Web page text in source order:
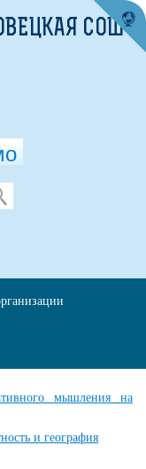
формате PISAИстория
мышления на
и география
СОШ